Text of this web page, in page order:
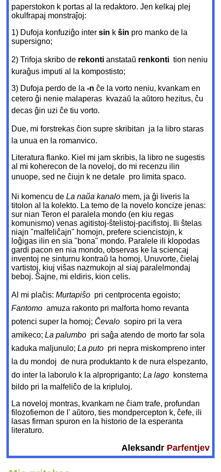
paperstokon k portas al la redaktoro. Jen kelkaj plej
okulfrapaj monstraĵoj:
1) Dufoja konfuziĝo intersin kŝin pro manko de la
supersigno;
2) Trifoja skribo de rekonti anstataŭ renkonti  tion neniu
kuraĝus imputi al la kompostisto;
3) Dufoja perdo de la-n ĉe la vorto neniu, kvankam en
cetero ĝi nenie malaperas  kvazaŭ la aŭtoro hezitus, ĉu
decas ĝin uzi ĉe tiu vorto.
Due, mi forstrekas ĉion supre skribitan  ja la libro staras
la unua en la romanvico.
Literatura flanko. Kiel mi jam skribis, la libro ne sugestis
al mi koherecon de la noveloj, do mi recenzu ilin
unuope, sed ne ĉiujn k ne detale  pro limita spaco.
Ni komencu deLa naŭa kanalo mem, ja ĝi liveris la
titolon al la kolekto. La temo de la novelo koncize jenas:
sur nian Teron el paralela mondo (en kiu regas
komunismo) venas agitistoj-ŝtelistoj-pacifistoj. Ili ŝtelas
niajn "malfeliĉajn" homojn, prefere sciencistojn, k
loĝigas ilin en sia "bona" mondo. Paralele ili klopodas
gardi pacon en nia mondo, observas ke la sciencaj
inventoj ne sinturnu kontraŭ la homoj. Unuvorte, ĉielaj
vartistoj, kiuj viŝas nazmukojn al siaj paralelmondaj
beboj. Ŝajne, mi eldiris, kion celis.
Al mi plaĉis:Murtapiŝo  pri centprocenta egoisto;
Fantomo  amuza rakonto pri malforta homo revanta
potenci super la homoj; Ĉevalo  sopiro pri la vera
amikeco;La palumbo  pri saĝa atendo de morto far sola
kaduka maljunulo;La puto  pri nepra miskompreno inter
la du mondoj  de nura produktanto k de nura elspezanto,
do inter la laborulo k la alpropriganto;La lago  konsterna
bildo pri la malfeliĉo de la kripluloj.
La noveloj montras, kvankam ne ĉiam trafe, profundan
filozofiemon de l' aŭtoro, ties mondpercepton k, ĉefe, ili
lasas firman spuron en la historio de la esperanta
literaturo.
Aleksandr Parfentjev